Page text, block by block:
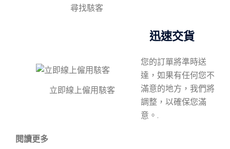
尋找駭客
迅速交貨
立即線上僱用駭客
您的訂單將準時送
達，如果有任何您不
滿意的地方，我們將
調整，以確保您滿
意。.
閱讀更多